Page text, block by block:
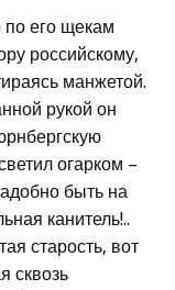
его щекам
российскому,
манжетой.
рукой он
огарком –
быть на
канитель!..
старость, вот
сквозь